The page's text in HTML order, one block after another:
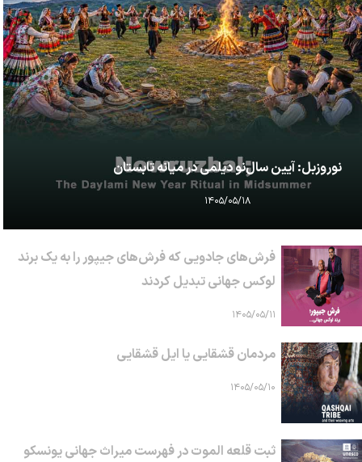
نوروزبل: آیین سال‌نو دیلمی در میانه تابستان
۱۴۰۵/۰۵/۱۸
فرش‌های جادویی که فرش‌های جیپور را به یک برند
لوکس جهانی تبدیل کردند
۱۴۰۵/۰۵/۱۱
مردمان قشقایی یا ایل قشقایی
۱۴۰۵/۰۵/۱۰
ثبت قلعه الموت در فهرست میراث جهانی یونسکو